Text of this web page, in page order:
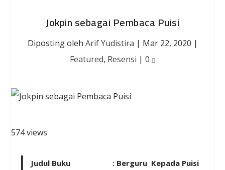
Jokpin sebagai Pembaca Puisi
Diposting oleh Arif Yudistira | Mar 22, 2020 |
Featured, Resensi | 0
574 views
Judul Buku : Berguru Kepada Puisi